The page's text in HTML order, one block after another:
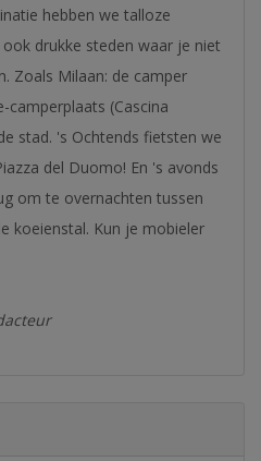
hebben we talloze
drukke steden waar je niet
Zoals Milaan: de camper
(Cascina
stad. 's Ochtends fietsten we
del Duomo! En 's avonds
om te overnachten tussen
koeienstal. Kun je mobieler